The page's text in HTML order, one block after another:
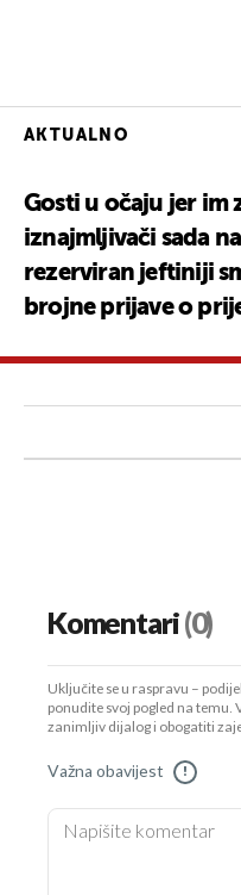
AKTUALNO
Gosti u očaju jer im
iznajmljivači sada
rezerviran jeftiniji
brojne prijave o
Komentari(0)
Uključite se u raspravu –
ponudite svoj pogled na
zanimljiv dijalog i obogatiti
Važna obavijest !